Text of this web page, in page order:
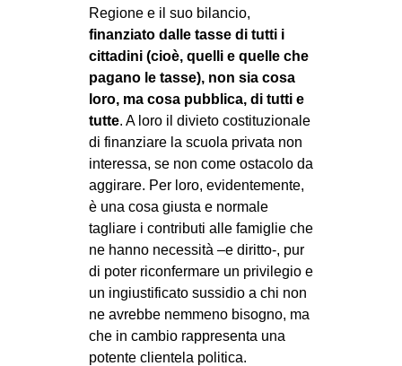
Regione e il suo bilancio,
finanziato dalle tasse di tutti i
cittadini (cioè, quelli e quelle che
pagano le tasse), non sia cosa
loro, ma cosa pubblica, di tutti e
tutte. A loro il divieto costituzionale
di finanziare la scuola privata non
interessa, se non come ostacolo da
aggirare. Per loro, evidentemente,
è una cosa giusta e normale
tagliare i contributi alle famiglie che
ne hanno necessità –e diritto-, pur
di poter riconfermare un privilegio e
un ingiustificato sussidio a chi non
ne avrebbe nemmeno bisogno, ma
che in cambio rappresenta una
potente clientela politica.